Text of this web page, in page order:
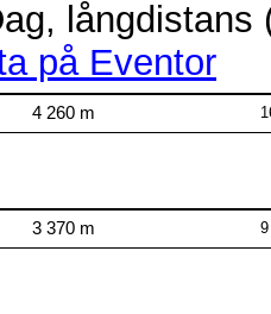
långdistans
på Eventor
4 260 m
3 370 m